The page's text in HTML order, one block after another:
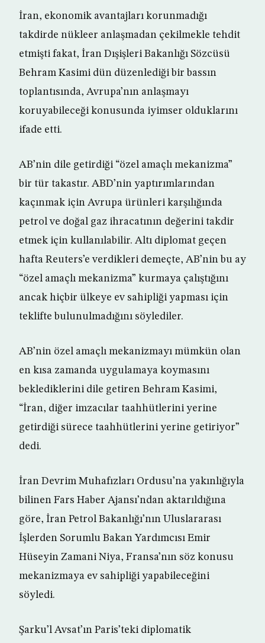
İran, ekonomik avantajları korunmadığı
takdirde nükleer anlaşmadan çekilmekle tehdit
etmişti fakat, İran Dışişleri Bakanlığı Sözcüsü
Behram Kasimi dün düzenlediği bir bassın
toplantısında, Avrupa’nın anlaşmayı
koruyabileceği konusunda iyimser olduklarını
ifade etti.
AB’nin dile getirdiği “özel amaçlı mekanizma”
bir tür takastır. ABD’nin yaptırımlarından
kaçınmak için Avrupa ürünleri karşılığında
petrol ve doğal gaz ihracatının değerini takdir
etmek için kullanılabilir. Altı diplomat geçen
hafta Reuters’e verdikleri demeçte, AB’nin bu ay
“özel amaçlı mekanizma” kurmaya çalıştığını
ancak hiçbir ülkeye ev sahipliği yapması için
teklifte bulunulmadığını söylediler.
AB’nin özel amaçlı mekanizmayı mümkün olan
en kısa zamanda uygulamaya koymasını
beklediklerini dile getiren Behram Kasimi,
“İran, diğer imzacılar taahhütlerini yerine
getirdiği sürece taahhütlerini yerine getiriyor”
dedi.
İran Devrim Muhafızları Ordusu’na yakınlığıyla
bilinen Fars Haber Ajansı’ndan aktarıldığına
göre, İran Petrol Bakanlığı’nın Uluslararası
İşlerden Sorumlu Bakan Yardımcısı Emir
Hüseyin Zamani Niya, Fransa’nın söz konusu
mekanizmaya ev sahipliği yapabileceğini
söyledi.
Şarku’l Avsat’ın Paris’teki diplomatik